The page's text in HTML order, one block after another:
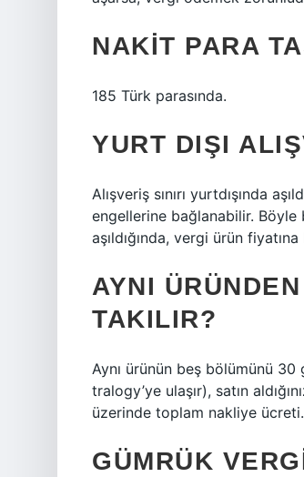
NAKIT PARA
185 Türk parasında.
YURT DIŞI
Alışveriş sınırı yurtdışında
engellerine bağlanabilir. Böyle
aşıldığında, vergi ürün
AYNI
TAKILIR?
Aynı ürünün beş bölümünü
tralogy’ye ulaşır), satın
üzerinde toplam nakliye ücreti.
GÜMRÜK